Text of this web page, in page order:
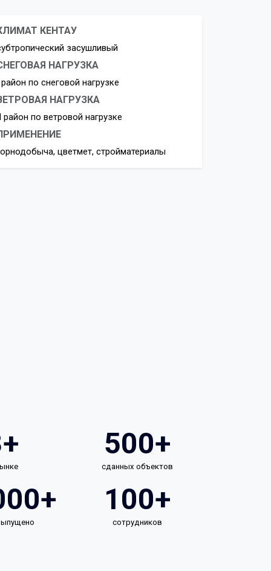
КЕНТАУ
засушливый
НАГРУЗКА
по снеговой нагрузке
НАГРУЗКА
район по ветровой нагрузке
цветмет, стройматериалы
500+
сданных объектов
100+
сотрудников